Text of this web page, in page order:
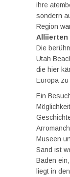
ihre
sondern
Region
Alliierten
Die
Utah
die hier
Europa zu
Ein
Museen
Sand ist
Baden
liegt in